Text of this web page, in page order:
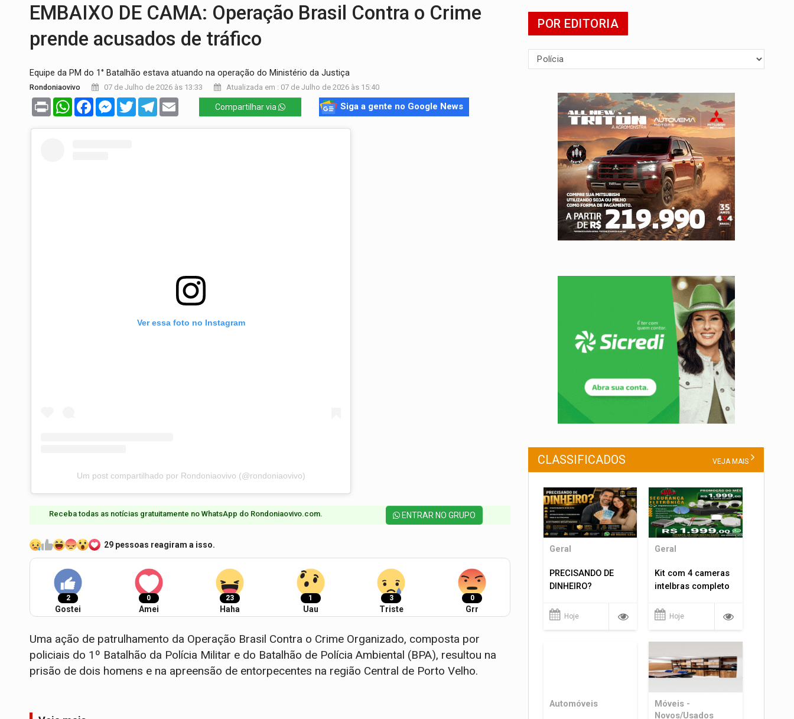
EMBAIXO DE CAMA: Operação Brasil Contra o Crime
prende acusados de tráfico
Equipe da PM do 1° Batalhão estava atuando na operação do Ministério da Justiça
Rondoniaovivo 07 de Julho de 2026 às 13:33 Atualizada em : 07 de Julho de 2026 às 15:40
Print WhatsAppFacebookMessenger
TwitterTelegram Compartilhar via Siga a gente no Google News
Ver essa foto no Instagram
Um post compartilhado por Rondoniaovivo (@rondoniaovivo)
Receba todas as notícias gratuitamente no WhatsApp do Rondoniaovivo.com.​ ENTRAR NO GRUPO
29 pessoas reagiram a isso.
2
Gostei
0
Amei
23
Haha
1
Uau
3
Triste
0
Grr
Uma ação de patrulhamento da Operação Brasil Contra o Crime Organizado, composta por
policiais do 1º Batalhão da Polícia Militar e do Batalhão de Polícia Ambiental (BPA), resultou na
prisão de dois homens e na apreensão de entorpecentes na região Central de Porto Velho.
POR EDITORIA
CLASSIFICADOS VEJA MAIS
Geral
PRECISANDO DE
DINHEIRO?
Hoje
Geral
Kit com 4 cameras
intelbras completo
Hoje
Automóveis
Móveis -
Novos/Usados